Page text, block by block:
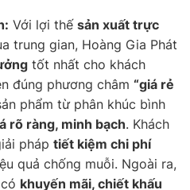
Với lợi thế sản xuất trực
trung gian, Hoàng Gia Phát
tốt nhất cho khách
đúng phương châm “giá rẻ
phẩm từ phân khúc bình
rõ ràng, minh bạch. Khách
pháp tiết kiệm chi phí
quả chống muỗi. Ngoài ra,
khuyến mãi, chiết khấu